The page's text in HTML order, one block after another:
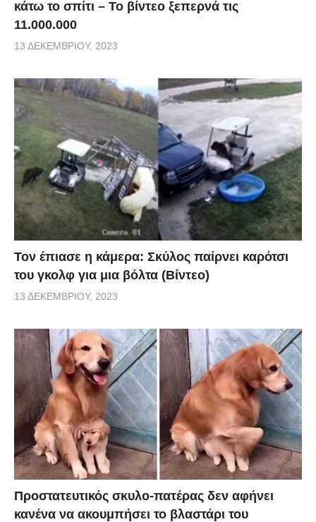
κάτω το σπίτι – Το βίντεο ξεπερνά τις
11.000.000
13 ΔΕΚΕΜΒΡΊΟΥ, 2023
Τον έπιασε η κάμερα: Σκύλος παίρνει καρότσι
του γκολφ για μια βόλτα (Βίντεο)
13 ΔΕΚΕΜΒΡΊΟΥ, 2023
Προστατευτικός σκυλο-πατέρας δεν αφήνει
κανένα να ακουμπήσει το βλαστάρι του